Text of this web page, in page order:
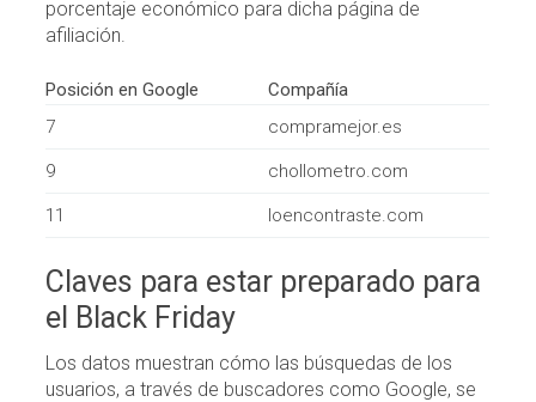
porcentaje económico para dicha página de
afiliación.
Posición en Google
Compañía
7
compramejor.es
9 chollometro.com
11 loencontraste.com
Claves para estar preparado para
el Black Friday
Los datos muestran cómo las búsquedas de los
usuarios, a través de buscadores como Google, se